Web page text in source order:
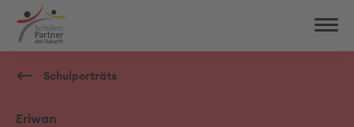
Schulporträts
Eriwan